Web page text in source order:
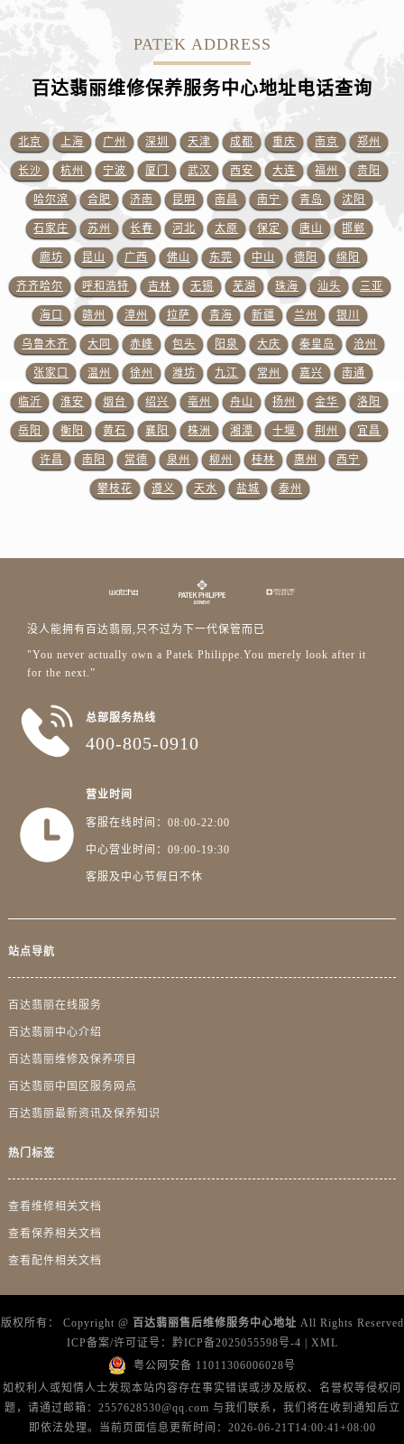
湖北省黄冈市黄州区赤壁大道百达翡丽售后服务中心（需提前预约）
湖北省荆门市东宝中天街步行街百达翡丽售后服务中心（需提前预约）
湖北省荆州市荆州区荆中路百达翡丽售后服务中心（需提前预约）
湖北省十堰市茅箭区人民北路百达翡丽售后服务中心（需提前预约）
湖北省随州市曾都区青年路百达翡丽售后服务中心（需提前预约）
湖北省咸宁市咸安区长安大道百达翡丽售后服务中心（需提前预约）
湖北省襄阳市樊城区长虹路与人民路交叉口百达翡丽售后服务中心（需提前预约）
湖北省孝感市孝南区复兴大道百达翡丽售后服务中心（需提前预约）
湖北省宜昌市西陵区夷陵大道与港窑路百达翡丽售后服务中心（需提前预约）
湖南省常德市武陵区人民路百达翡丽售后服务中心（需提前预约）
湖南省郴州市北湖区国庆北路百达翡丽售后服务中心（需提前预约）
湖南省衡阳市雁峰区解放路百达翡丽售后服务中心（需提前预约）
湖南省怀化市鹤城区迎丰中路百达翡丽售后服务中心（需提前预约）
湖南省娄底市娄星区长青街百达翡丽售后服务中心（需提前预约）
湖南省邵阳市双清区东风路百达翡丽售后服务中心（需提前预约）
甘肃省庆阳市西峰区南大街百达翡丽售后服务中心（需提前预约）
青海省西宁市城西区海湖新区西关大道百达翡丽售后服务中心（需提前预约）
青海省玉树藏族自治州结古镇胜利路百达翡丽售后服务中心（需提前预约）
陕西省汉中市汉台区北大街百达翡丽售后服务中心（需提前预约）
陕西省商洛市商州区州城街百达翡丽售后服务中心（需提前预约）
PATEK ADDRESS
百达翡丽维修保养服务中心地址电话查询
北京 上海 广州 深圳 天津 成都 重庆 南京 郑州
长沙 杭州 宁波 厦门 武汉 西安 大连 福州 贵阳
哈尔滨 合肥 济南 昆明 南昌 南宁 青岛 沈阳
石家庄 苏州 长春 河北 太原 保定 唐山 邯郸
廊坊 昆山 广西 佛山 东莞 中山 德阳 绵阳
齐齐哈尔 呼和浩特 吉林 无锡 芜湖 珠海 汕头 三亚
海口 赣州 漳州 拉萨 青海 新疆 兰州 银川
乌鲁木齐 大同 赤峰 包头 阳泉 大庆 秦皇岛 沧州
张家口 温州 徐州 潍坊 九江 常州 嘉兴 南通
临沂 淮安 烟台 绍兴 亳州 舟山 扬州 金华 洛阳
岳阳 衡阳 黄石 襄阳 株洲 湘潭 十堰 荆州 宜昌
许昌 南阳 常德 泉州 柳州 桂林 惠州 西宁
攀枝花 遵义 天水 盐城 泰州
没人能拥有百达翡丽,只不过为下一代保管而已
"You never actually own a Patek Philippe.You merely look after it
for the next.”
总部服务热线
400-805-0910
营业时间
客服在线时间：08:00-22:00
中心营业时间：09:00-19:30
客服及中心节假日不休
站点导航
百达翡丽在线服务
百达翡丽中心介绍
百达翡丽维修及保养项目
百达翡丽中国区服务网点
百达翡丽最新资讯及保养知识
热门标签
查看维修相关文档
查看保养相关文档
查看配件相关文档
版权所有： Copyright @ 百达翡丽售后维修服务中心地址 All Rights Reserved
ICP备案/许可证号： 黔ICP备2025055598号-4 | XML
粤公网安备 11011306006028号
如权利人或知情人士发现本站内容存在事实错误或涉及版权、名誉权等侵权问
题，请通过邮箱：2557628530@qq.com 与我们联系，我们将在收到通知后立
即依法处理。当前页面信息更新时间：2026-06-21T14:00:41+08:00